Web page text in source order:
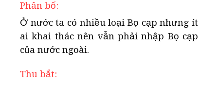
Phân bố:
Ở nước ta có nhiều loại Bọ cạp nhưng ít
ai khai thác nên vẫn phải nhập Bọ cạp
của nước ngoài.
Thu bắt: